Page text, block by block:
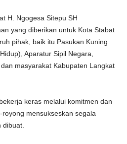
H. Ngogesa Sitepu SH
yang diberikan untuk Kota Stabat
pihak, baik itu Pasukan Kuning
Aparatur Sipil Negara,
masyarakat Kabupaten Langkat
keras melalui komitmen dan
mensukseskan segala